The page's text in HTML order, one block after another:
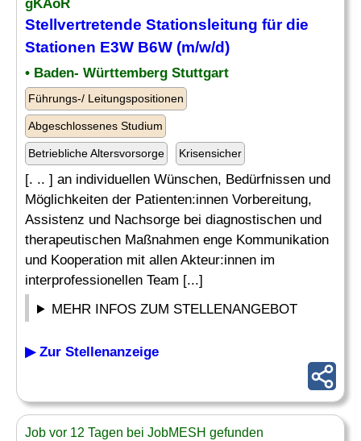
gKAöR
Stellvertretende Stationsleitung für die
Stationen E3W B6W (m/w/d)
• Baden- Württemberg Stuttgart
Führungs-/ Leitungspositionen
Abgeschlossenes Studium
Betriebliche Altersvorsorge Krisensicher
[. .. ] an individuellen Wünschen, Bedürfnissen und
Möglichkeiten der Patienten:innen Vorbereitung,
Assistenz und Nachsorge bei diagnostischen und
therapeutischen Maßnahmen enge Kommunikation
und Kooperation mit allen Akteur:innen im
interprofessionellen Team [...]
MEHR INFOS ZUM STELLENANGEBOT
▶ Zur Stellenanzeige
Job vor 12 Tagen bei JobMESH gefunden